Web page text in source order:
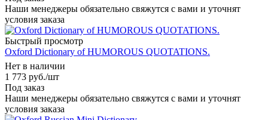
Наши менеджеры обязательно свяжутся с вами и уточнят
условия заказа
Быстрый просмотр
Oxford Dictionary of HUMOROUS QUOTATIONS.
Нет в наличии
1 773 руб./шт
Под заказ
Наши менеджеры обязательно свяжутся с вами и уточнят
условия заказа